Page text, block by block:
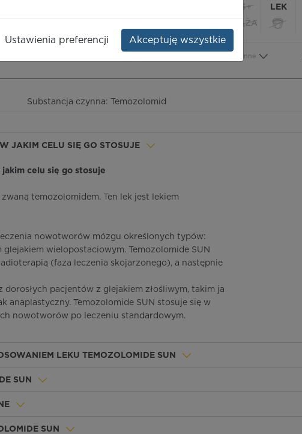
65+
CIĄŻA
LEK
Inne
Substancja czynna: Temozolomid
JAKIM CELU SIĘ GO STOSUJE
celu się go stosuje
temozolomidem. Ten lek jest lekiem
nowotworów mózgu określonych typów:
wielopostaciowym. Temozolomide SUN
(faza leczenia skojarzonego), a następnie
pacjentów z glejakiem złośliwym, takim ja
Temozolomide SUN stosuje się w
nowotworów po leczeniu standardowym.
LEKU TEMOZOLOMIDE SUN
SUN
SUN
Ustawienia preferencji Akceptuję wszystkie